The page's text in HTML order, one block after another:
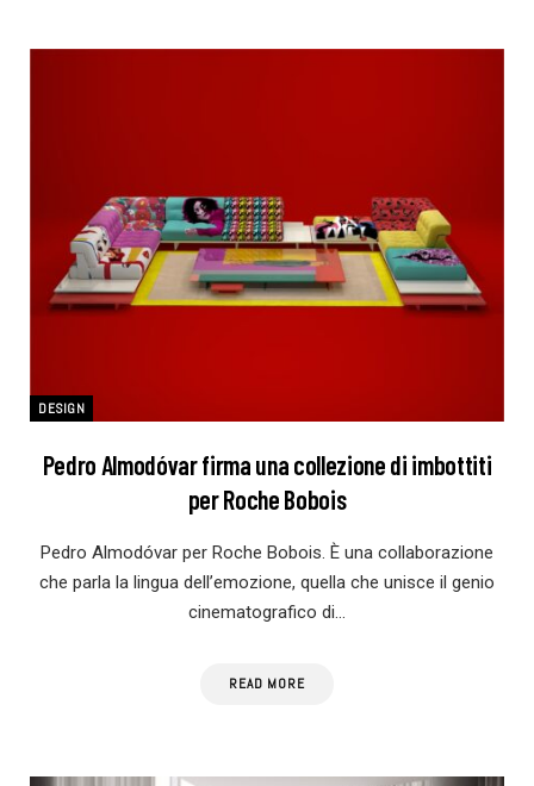
DESIGN
Pedro Almodóvar firma una collezione di imbottiti
per Roche Bobois
Pedro Almodóvar per Roche Bobois. È una collaborazione
che parla la lingua dell’emozione, quella che unisce il genio
cinematografico di…
READ MORE